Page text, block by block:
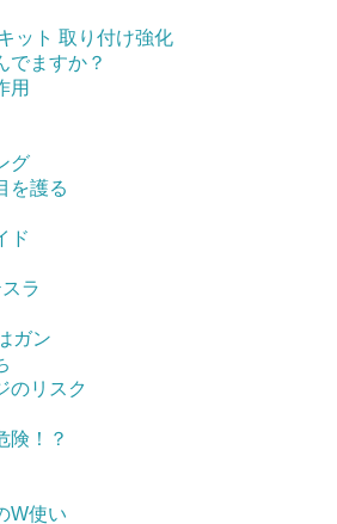
ット 取り付け強化
でますか？
用
グ
を護る
ド
ラ
ガン
のリスク
険！？
W使い